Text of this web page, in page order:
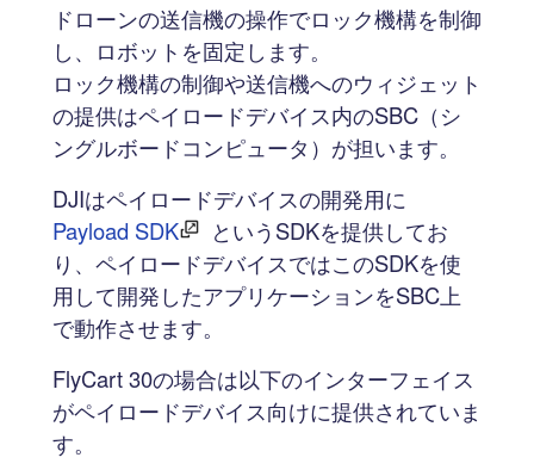
ドローンの送信機の操作でロック機構を制御
し、ロボットを固定します。
ロック機構の制御や送信機へのウィジェット
の提供はペイロードデバイス内のSBC（シ
ングルボードコンピュータ）が担います。
DJIはペイロードデバイスの開発用に
Payload SDK
というSDKを提供してお
り、ペイロードデバイスではこのSDKを使
用して開発したアプリケーションをSBC上
で動作させます。
FlyCart 30の場合は以下のインターフェイス
がペイロードデバイス向けに提供されていま
す。